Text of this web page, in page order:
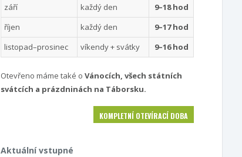
září
každý den
9–18 hod
říjen
každý den
9–17 hod
listopad–prosinec
víkendy + svátky 9–16 hod
Otevřeno máme také o Vánocích, všech státních
svátcích a prázdninách na Táborsku.
KOMPLETNÍ OTEVÍRACÍ DOBA
Aktuální vstupné